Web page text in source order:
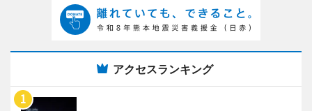
アクセスランキング